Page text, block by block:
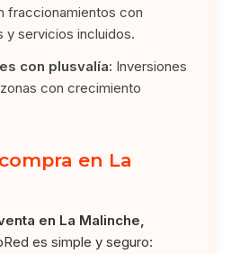
fraccionamientos con
y servicios incluidos.
con plusvalía: Inversiones
con crecimiento
en La
en La Malinche,
es simple y seguro: